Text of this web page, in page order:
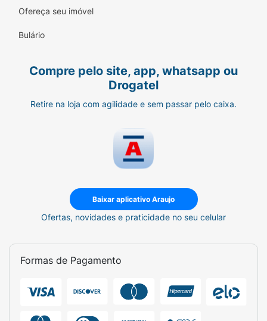
Ofereça seu imóvel
Bulário
Compre pelo site, app, whatsapp ou
Drogatel
Retire na loja com agilidade e sem passar pelo caixa.
Baixar aplicativo Araujo
Ofertas, novidades e praticidade no seu celular
Formas de Pagamento